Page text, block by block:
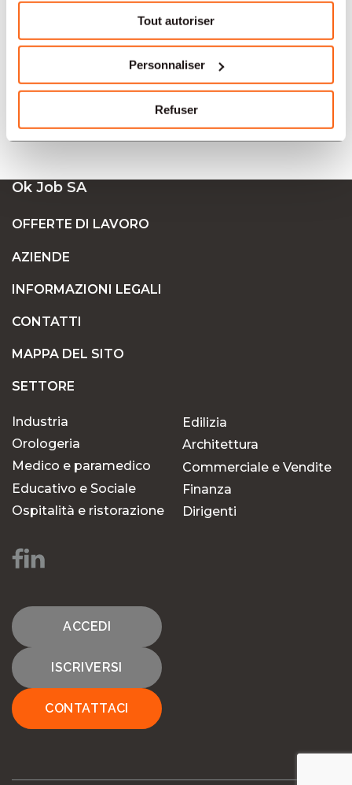
Tout autoriser
Personnaliser
Refuser
offerte in altre regioni:
Offres d'emploi Banche e finanza Basilea
Offres d'emploi Banche e finanza Ginevra
Offres d'emploi Banche e finanza Mendrisio
Offres d'emploi Banche e finanza Biel
Ok Job SA
OFFERTE DI LAVORO
AZIENDE
INFORMAZIONI LEGALI
CONTATTI
MAPPA DEL SITO
SETTORE
Industria
Orologeria
Medico e paramedico
Educativo e Sociale
Ospitalità e ristorazione
Edilizia
Architettura
Commerciale e Vendite
Finanza
Dirigenti
ACCEDI
ISCRIVERSI
CONTATTACI